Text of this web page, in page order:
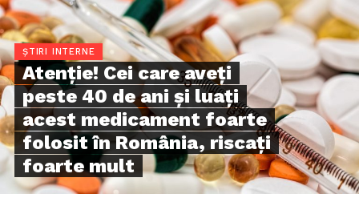
ȘTIRI INTERNE
Atenție! Cei care aveți
peste 40 de ani și luați
acest medicament foarte
folosit în România, riscați
foarte mult